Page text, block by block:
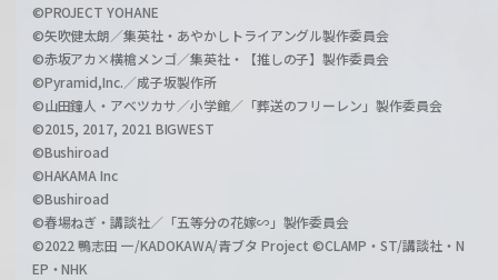
©PROJECT YOHANE
©矢吹健太朗／集英社・あやかしトライアングル製作委員会
©赤坂アカ×横槍メンゴ／集英社・【推しの子】製作委員会
©Pyramid,Inc.／成子坂製作所
©山田鐘人・アベツカサ／小学館／「葬送のフリーレン」製作委員会
©2015, 2017, 2021 BIGWEST
©Bushiroad
©HAKAMA Inc
©Bushiroad
©春場ねぎ・講談社／「五等分の花嫁∽」製作委員会
©2022 鴨志田 一/KADOKAWA/青ブタ Project ©CLAMP・ST/講談社・N
EP・NHK